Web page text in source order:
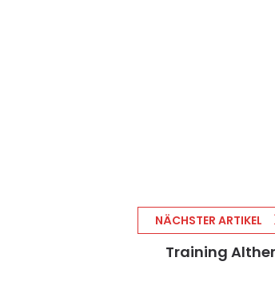
NÄCHSTER ARTIKEL
Training